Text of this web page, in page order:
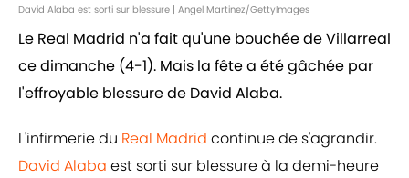
David Alaba est sorti sur blessure | Angel Martinez/GettyImages
Le Real Madrid n'a fait qu'une bouchée de Villarreal
ce dimanche (4-1). Mais la fête a été gâchée par
l'effroyable blessure de David Alaba.
L'infirmerie du Real Madrid continue de s'agrandir.
David Alaba est sorti sur blessure à la demi-heure